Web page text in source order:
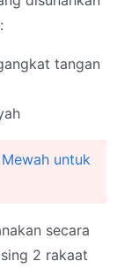
tangan
untuk
secara
2 rakaat